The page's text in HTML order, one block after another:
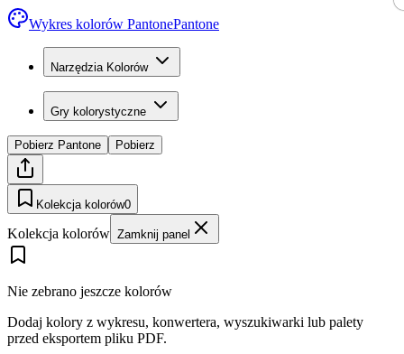
Wykres kolorów PantonePantone
Narzędzia Kolorów
Gry kolorystyczne
Pobierz Pantone Pobierz
Kolekcja kolorów0
Kolekcja kolorów Zamknij panel
Nie zebrano jeszcze kolorów
Dodaj kolory z wykresu, konwertera, wyszukiwarki lub palety
przed eksportem pliku PDF.